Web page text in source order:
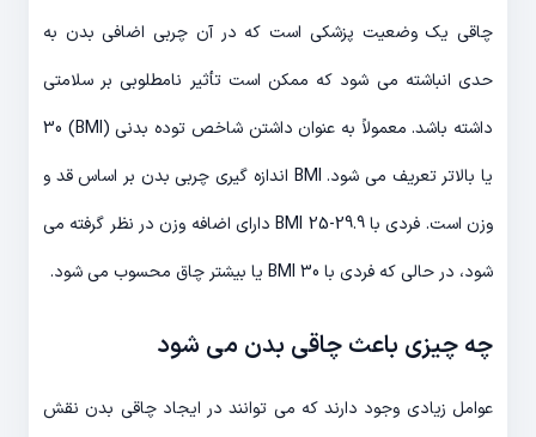
چاقی یک وضعیت پزشکی است که در آن چربی اضافی بدن به
حدی انباشته می شود که ممکن است تأثیر نامطلوبی بر سلامتی
داشته باشد. معمولاً به عنوان داشتن شاخص توده بدنی (BMI) 30
یا بالاتر تعریف می شود. BMI اندازه گیری چربی بدن بر اساس قد و
وزن است. فردی با BMI 25-29.9 دارای اضافه وزن در نظر گرفته می
شود، در حالی که فردی با BMI 30 یا بیشتر چاق محسوب می شود.
چه چیزی باعث چاقی بدن می شود
عوامل زیادی وجود دارند که می توانند در ایجاد چاقی بدن نقش